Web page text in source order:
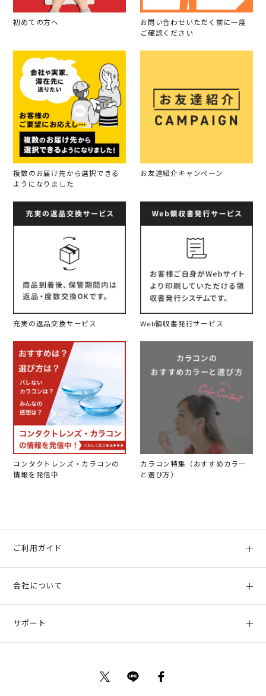
初めての方へ
お問い合わせいただく前に一度
ご確認ください
複数のお届け先から選択できる
ようになりました
お友達紹介キャンペーン
充実の返品交換サービス Web領収書発行サービス
コンタクトレンズ・カラコンの
情報を発信中
カラコン特集（おすすめカラー
と選び方）
ご利用ガイド
お支払い方法、配送について
返品について
会社について
サポート